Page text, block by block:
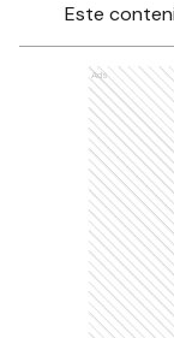
Este
Ads